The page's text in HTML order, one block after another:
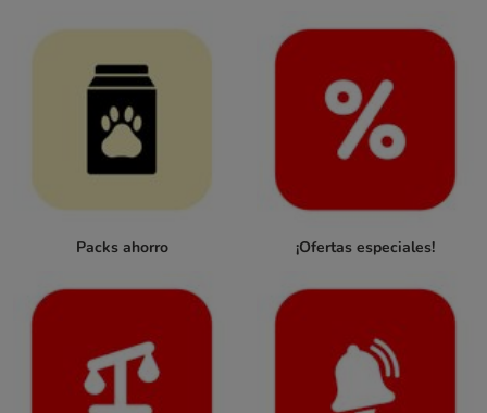
Packs ahorro ¡Ofertas especiales!